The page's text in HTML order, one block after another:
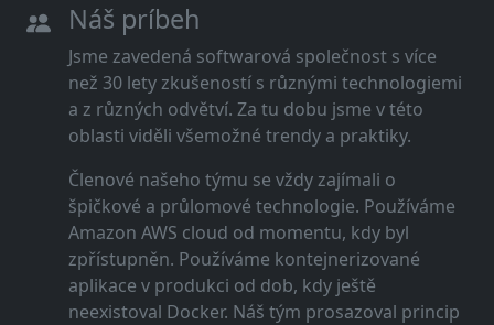
Náš príbeh
Jsme zavedená softwarová společnost s více
než 30 lety zkušeností s různými technologiemi
a z různých odvětví. Za tu dobu jsme v této
oblasti viděli všemožné trendy a praktiky.
Členové našeho týmu se vždy zajímali o
špičkové a průlomové technologie. Používáme
Amazon AWS cloud od momentu, kdy byl
zpřístupněn. Používáme kontejnerizované
aplikace v produkci od dob, kdy ještě
neexistoval Docker. Náš tým prosazoval princip